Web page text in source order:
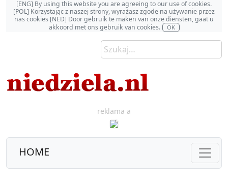
[ENG] By using this website you are agreeing to our use of cookies.
[POL] Korzystając z naszej strony, wyrażasz zgodę na używanie przez
nas cookies [NED] Door gebruik te maken van onze diensten, gaat u
akkoord met ons gebruik van cookies.
OK
reklama a
HOME